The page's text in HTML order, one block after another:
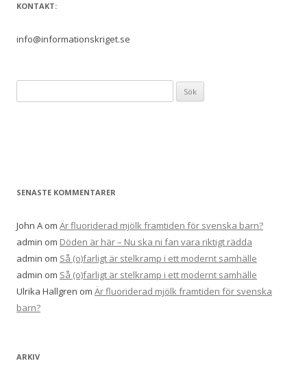
KONTAKT:
info@informationskriget.se
efter:
SENASTE KOMMENTARER
John A om Är fluoriderad mjölk framtiden för svenska barn?
admin om Döden är här – Nu ska ni fan vara riktigt rädda
admin om Så (o)farligt är stelkramp i ett modernt samhälle
admin om Så (o)farligt är stelkramp i ett modernt samhälle
Ulrika Hallgren om Är fluoriderad mjölk framtiden för svenska
barn?
ARKIV